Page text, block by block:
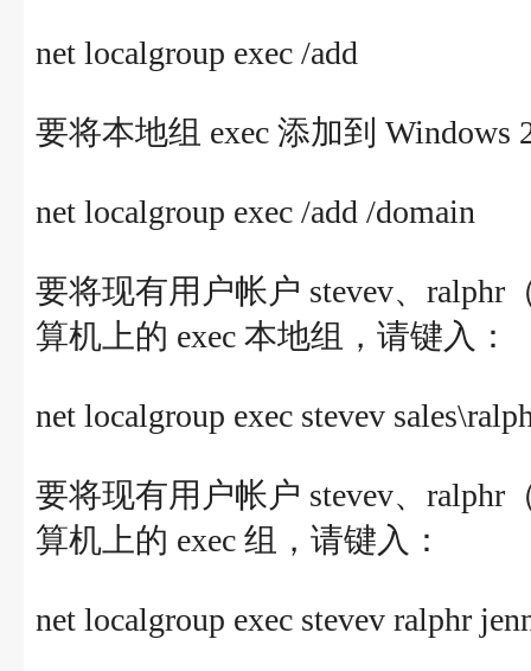
net localgroup exec /add
要将本地组 exec 添加到
net localgroup exec /add /domain
要将现有用户帐户 stevev、ralphr
算机上的 exec 本地组，请键入：
net localgroup exec stevev
要将现有用户帐户 stevev、ralphr
算机上的 exec 组，请键入：
net localgroup exec stevev ralphr